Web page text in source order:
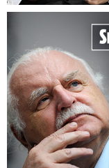
Smrt Milana